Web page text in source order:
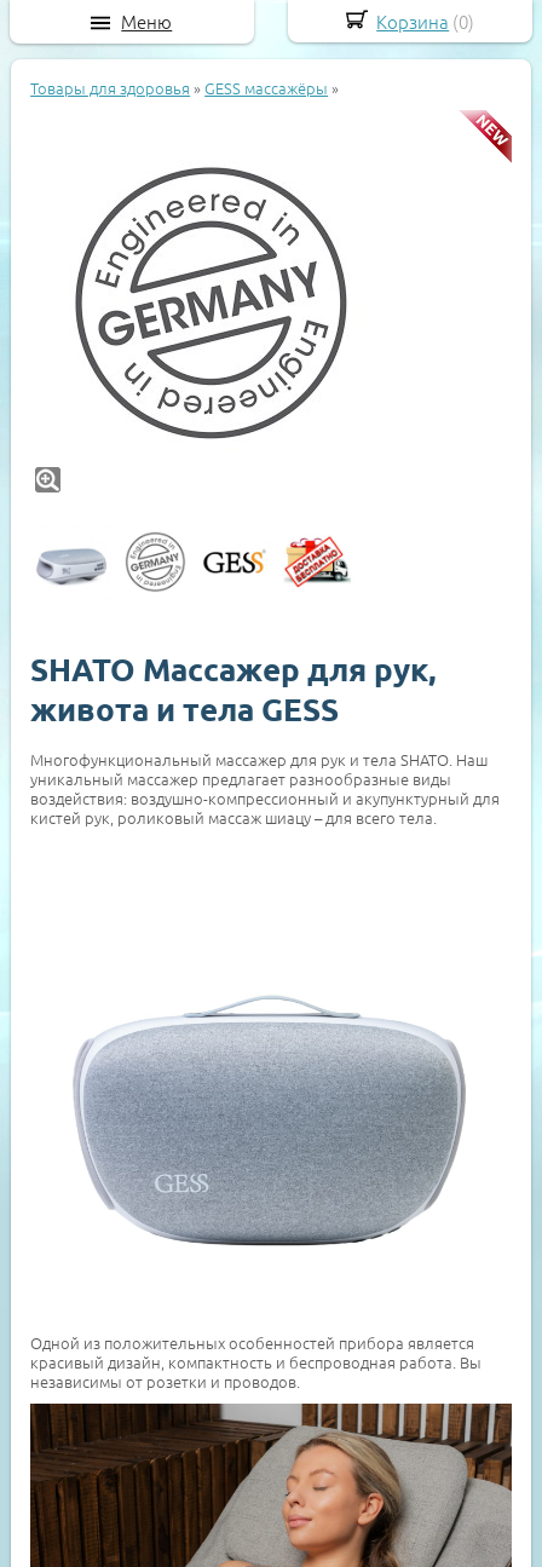
Товары для здоровья »GESS массажёры »
SHATO Массажер для рук,
живота и тела GESS
Многофункциональный массажер для рук и тела SHATO. Наш
уникальный массажер предлагает разнообразные виды
воздействия: воздушно-компрессионный и акупунктурный для
кистей рук, роликовый массаж шиацу – для всего тела.
Одной из положительных особенностей прибора является
красивый дизайн, компактность и беспроводная работа. Вы
независимы от розетки и проводов.
Корзина (0)
Меню